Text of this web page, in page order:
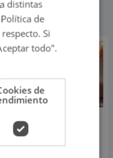
está
de su
hijo? Mike Bahía
distintas
de
Si
todo".
de